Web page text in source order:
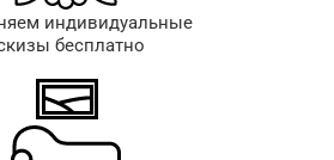
индивидуальные
бесплатно